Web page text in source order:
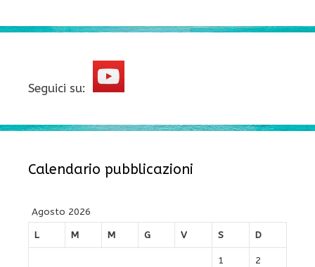
Seguici su:
Calendario pubblicazioni
Agosto 2026
L
M M G V S D
1 2